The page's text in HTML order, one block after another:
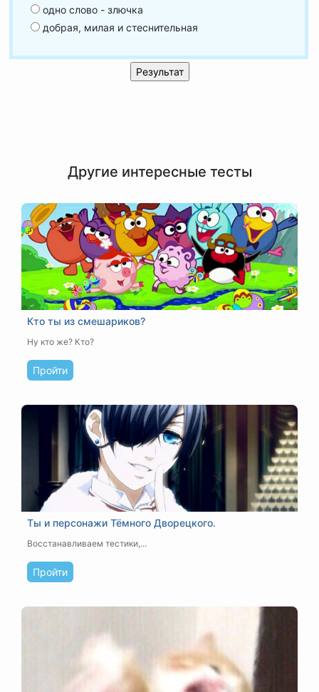
одно слово - злючка
добрая, милая и стеснительная
Другие интересные тесты
Кто ты из смешариков?
Ну кто же? Кто?
Пройти
Ты и персонажи Тёмного Дворецкого.
Восстанавливаем тестики,...
Пройти